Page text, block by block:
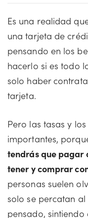
Es una realidad
una tarjeta de
pensando en los
hacerlo si es todo
solo haber
tarjeta.
Pero las tasas y
importantes,
tendrás que pagar
tener y comprar
personas suelen
solo se percatan
pensado,